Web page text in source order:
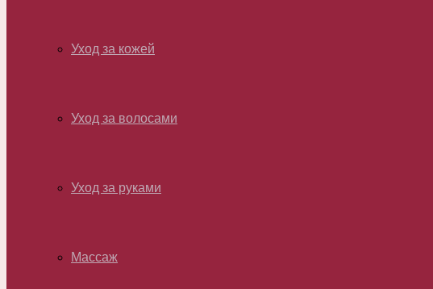
Уход за кожей
Уход за волосами
Уход за руками
Массаж